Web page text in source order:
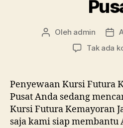
Penulis
Oleh admin
Tak ada
Penyewaan Kursi Futura
Pusat Anda sedang
Kursi Futura Kemayoran
saja kami siap membantu